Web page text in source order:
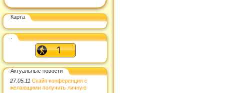
Карта
Актуальные новости
27.05.11 Скайп конференция с
желающими получить личную